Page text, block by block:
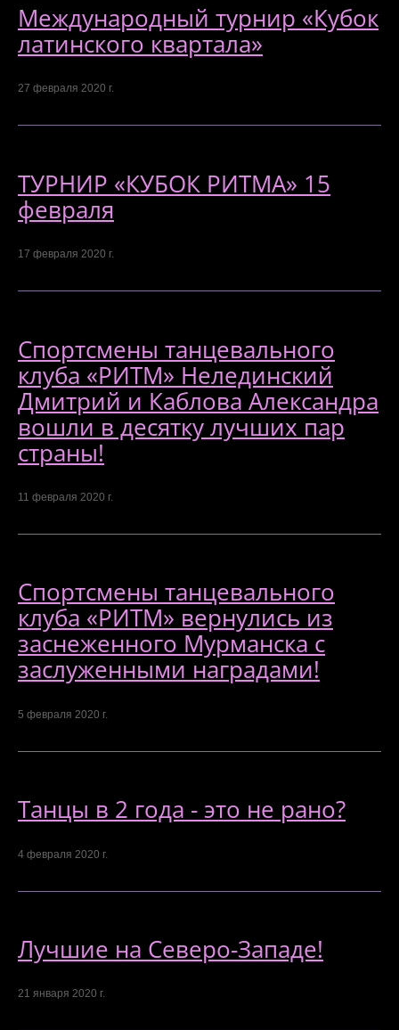
Международный турнир «Кубок
латинского квартала»
27 февраля 2020 г.
ТУРНИР «КУБОК РИТМА» 15
февраля
17 февраля 2020 г.
Спортсмены танцевального
клуба «РИТМ» Нелединский
Дмитрий и Каблова Александра
вошли в десятку лучших пар
страны!
11 февраля 2020 г.
Спортсмены танцевального
клуба «РИТМ» вернулись из
заснеженного Мурманска с
заслуженными наградами!
5 февраля 2020 г.
Танцы в 2 года - это не рано?
4 февраля 2020 г.
Лучшие на Северо-Западе!
21 января 2020 г.